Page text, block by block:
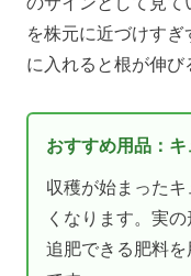
を株元に近づけす
に入れると根が伸び
おすすめ用品：
収穫が始まった
くなります。実
追肥できる肥料